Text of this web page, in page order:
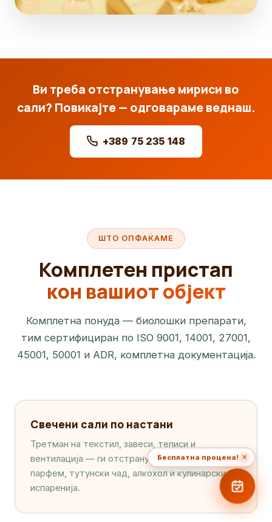
Ви треба отстранување мириси во
сали? Повикајте — одговараме веднаш.
+389 75 235 148
ШТО ОПФАЌАМЕ
Комплетен пристап
кон вашиот објект
Комплетна понуда — биолошки препарати,
тим сертифициран по ISO 9001, 14001, 27001,
45001, 50001 и ADR, комплетна документација.
Свечени сали по настани
Третман на текстил, завеси, теписи и
вентилација — ги отстранува мирисите од
парфем, тутунски чад, алкохол и кулинарски
испаренија.
Бесплатна процена! ×